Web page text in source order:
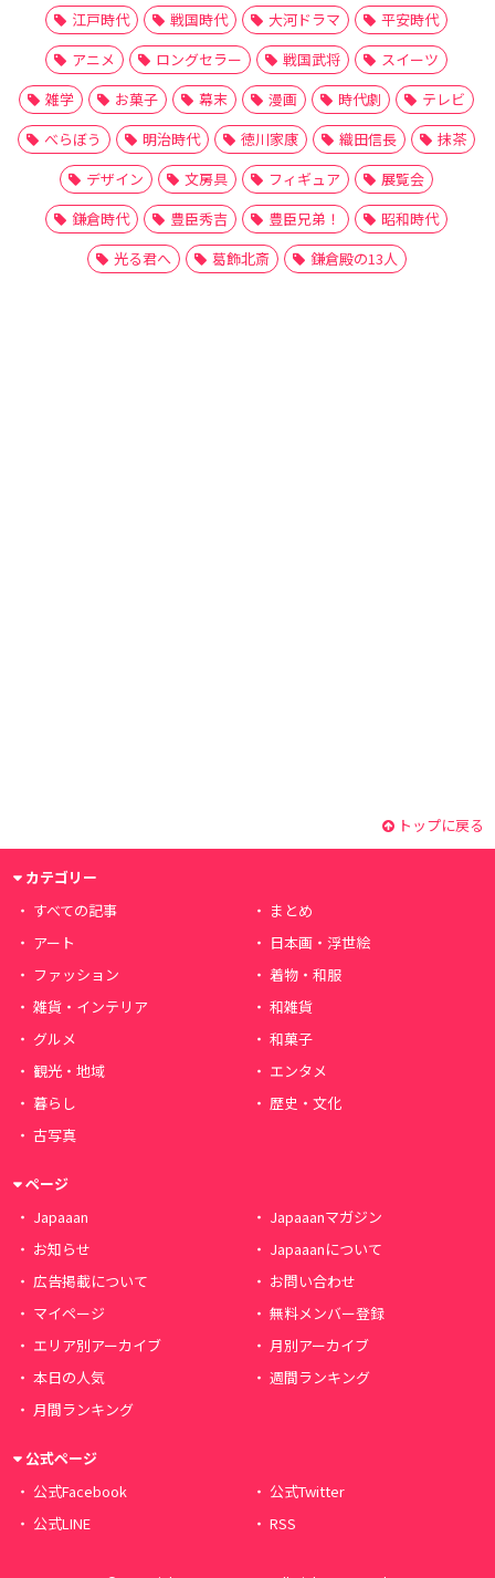
江戸時代 戦国時代 大河ドラマ
平安時代
アニメ
ロングセラー 戦国武将
スイーツ
雑学
お菓子 幕末 漫画 時代劇
テレビ
べらぼう
明治時代 徳川家康 織田信長
抹茶
デザイン
文房具 フィギュア
展覧会
鎌倉時代
豊臣秀吉 豊臣兄弟！
昭和時代
光る君へ
葛飾北斎 鎌倉殿の13人
トップに戻る
カテゴリー
すべての記事
まとめ
アート
日本画・浮世絵
ファッション
着物・和服
雑貨・インテリア
和雑貨
グルメ
和菓子
観光・地域
エンタメ
暮らし
歴史・文化
古写真
ページ
Japaaan
Japaaanマガジン
お知らせ
Japaaanについて
広告掲載について
お問い合わせ
マイページ
無料メンバー登録
エリア別アーカイブ
月別アーカイブ
本日の人気
週間ランキング
月間ランキング
公式ページ
公式Facebook
公式Twitter
公式LINE
RSS